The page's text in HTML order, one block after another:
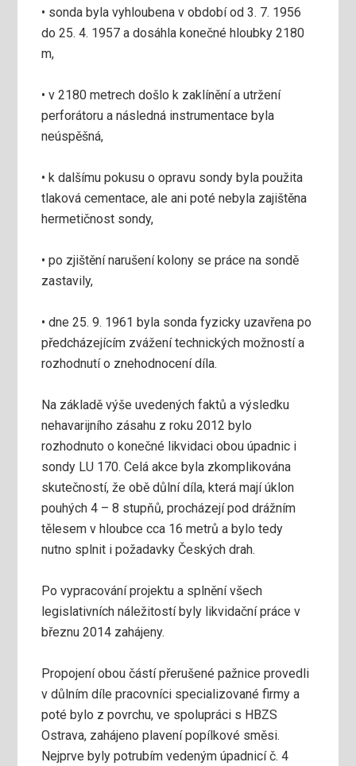
• sonda byla vyhloubena v období od 3. 7. 1956
do 25. 4. 1957 a dosáhla konečné hloubky 2180
m,
• v 2180 metrech došlo k zaklínění a utržení
perforátoru a následná instrumentace byla
neúspěšná,
• k dalšímu pokusu o opravu sondy byla použita
tlaková cementace, ale ani poté nebyla zajištěna
hermetičnost sondy,
• po zjištění narušení kolony se práce na sondě
zastavily,
• dne 25. 9. 1961 byla sonda fyzicky uzavřena po
předcházejícím zvážení technických možností a
rozhodnutí o znehodnocení díla.
Na základě výše uvedených faktů a výsledku
nehavarijního zásahu z roku 2012 bylo
rozhodnuto o konečné likvidaci obou úpadnic i
sondy LU 170. Celá akce byla zkomplikována
skutečností, že obě důlní díla, která mají úklon
pouhých 4 – 8 stupňů, procházejí pod drážním
tělesem v hloubce cca 16 metrů a bylo tedy
nutno splnit i požadavky Českých drah.
Po vypracování projektu a splnění všech
legislativních náležitostí byly likvidační práce v
březnu 2014 zahájeny.
Propojení obou částí přerušené pažnice provedli
v důlním díle pracovníci specializované firmy a
poté bylo z povrchu, ve spolupráci s HBZS
Ostrava, zahájeno plavení popílkové směsi.
Nejprve byly potrubím vedeným úpadnicí č. 4